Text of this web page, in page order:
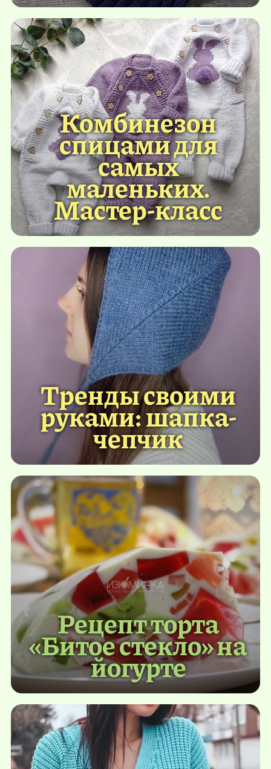
Комбинезон
спицами для
самых
маленьких.
Мастер-класс
Тренды своими
руками: шапка-
чепчик
Рецепт торта
«Битое стекло» на
йогурте